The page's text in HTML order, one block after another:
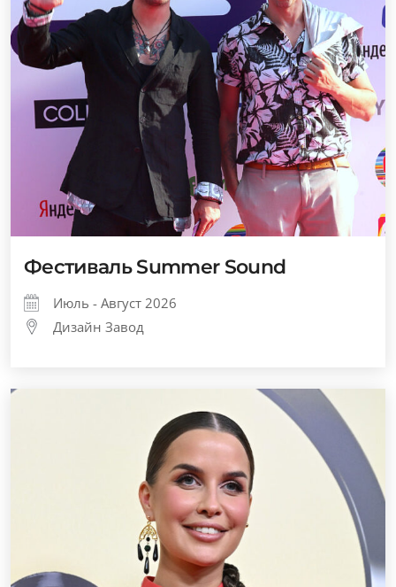
Фестиваль Summer Sound
Июль - Август 2026
Дизайн Завод